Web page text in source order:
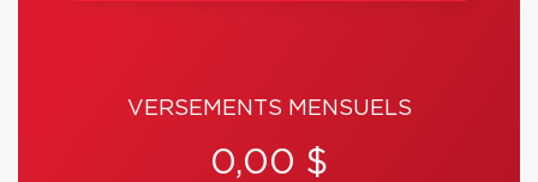
VERSEMENTS MENSUELS
0,00 $